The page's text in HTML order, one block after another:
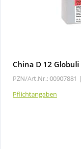
China D 12 Globuli
PZN/Art.Nr.: 00907881 |
Pflichtangaben